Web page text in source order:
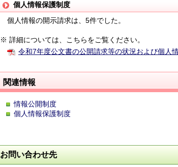
個人情報保護制度
個人情報の開示請求は、5件でした。
※ 詳細については、こちらをご覧ください。
令和7年度公文書の公開請求等の状況および個人
関連情報
情報公開制度
個人情報保護制度
お問い合わせ先